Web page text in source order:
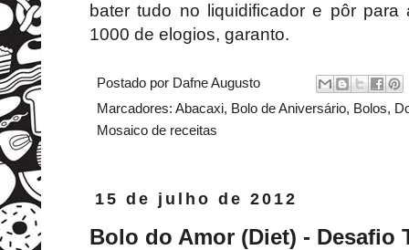
bater tudo no liquidificador e pôr
1000 de elogios, garanto.
Postado por Dafne Augusto
Marcadores: Abacaxi, Bolo de Aniversário, Bolos,
Mosaico de receitas
15 de julho de 2012
Bolo do Amor (Diet) - Desafio